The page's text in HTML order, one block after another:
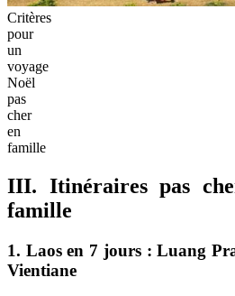
Critères
pour
un
voyage
Noël
pas
cher
en
famille
III. Itinéraires pas
famille
1. Laos en 7 jours : Luang
Vientiane